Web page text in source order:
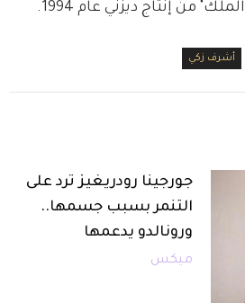
من إنتاج ديزني عام 1994.
أشرف زكي
جورجينا رودريغيز ترد على
التنمر بسبب جسمها..
ورونالدو يدعمها
ميكس